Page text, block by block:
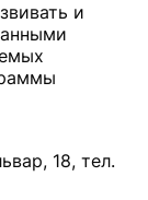
и
18, тел.